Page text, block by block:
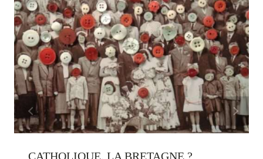
CATHOLIQUE, LA BRETAGNE ?